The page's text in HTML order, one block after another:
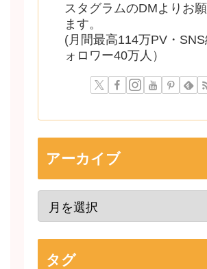
スタグラムのDMよりお
ます。
(月間最高114万PV・SNS
ォロワー40万人）
アーカイブ
タグ